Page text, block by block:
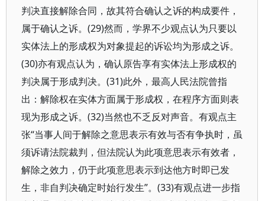
判决直接解除合同，故其符合确认之诉的构成要件，
属于确认之诉。(29)然而，学界不少观点认为只要以
实体法上的形成权为对象提起的诉讼均为形成之诉。
(30)亦有观点认为，确认原告享有实体法上形成权的
判决属于形成判决。(31)此外，最高人民法院曾指
出：解除权在实体方面属于形成权，在程序方面则表
现为形成之诉。(32)当然也不乏反对声音。有观点主
张“当事人间于解除之意思表示有效与否有争执时，虽
须诉请法院裁判，但法院认为此项意思表示有效者，
解除之效力，仍于此项意思表示到达他方时即已发
生，非自判决确定时始行发生”。(33)有观点进一步指